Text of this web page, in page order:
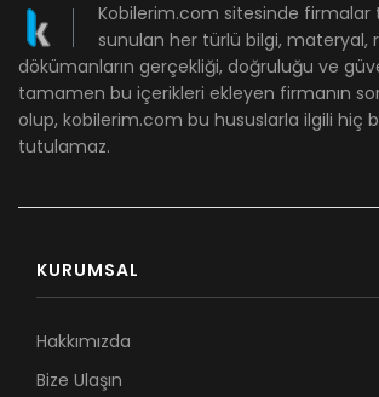
Kobilerim.com sitesinde firmalar
sunulan her türlü bilgi, materyal,
dökümanların gerçekliği, doğruluğu ve
tamamen bu içerikleri ekleyen firmanın
olup, kobilerim.com bu hususlarla ilgili hiç
tutulamaz.
KURUMSAL
Hakkımızda
Bize Ulaşın